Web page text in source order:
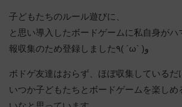
子どもたちのルール遊びに、
と思い導入したボードゲームに私自身がハ
報収集のため登録しました٩( ´ω` )و
ボドゲ友達はおらず、ほぼ収集しているだ
いつか子どもたちとボードゲームを楽しめ